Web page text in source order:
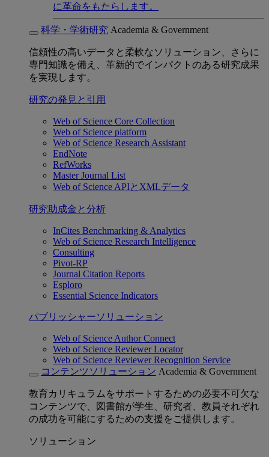
に革命をもたらします。
科学・学術研究 Academia & Government
信頼性の高いデータと柔軟なソリューション、さらに
専門知識を備え、革新的でインパクトのある研究成果
を実現します。
研究の発見と引用
Web of Science Core Collection
Web of Science platform
Web of Science Research Assistant
EndNote
RefWorks
Master Journal List
Web of Science APIとXMLデータ
研究助成金と分析
InCites Benchmarking & Analytics
Web of Science Research Intelligence
Consulting
Pivot-RP
Journal Citation Reports
Esploro
Essential Science Indicators
パブリッシャーソリューション
Web of Science Author Connect
Web of Science Reviewer Locator
Web of Science Reviewer Recognition Service
コンテンツソリューション Academia & Government
教育カリキュラムをサポートするための必要不可欠な
コンテンツで、図書館が学生、研究者、教員それぞれ
の成功を可能にするための支援をご提供します。
ソリューション